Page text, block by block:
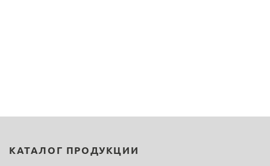
КАТАЛОГ ПРОДУКЦИИ